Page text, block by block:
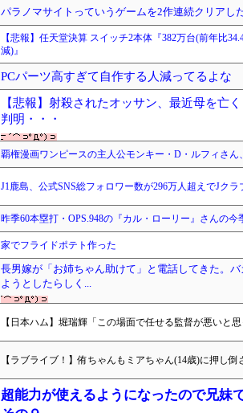
パラノマサイトっていうゲームを2作連続クリアし
【悲報】任天堂決算 スイッチ2本体『382万台(前年比
減)』
PCパーツ高すぎて自作する人減ってるよな
【悲報】射殺されたオッサン、最近母を亡
判明・・・
覇権漫画ワンピースの主人公モンキー・D・ルフィさん
J1鹿島、公式SNS総フォロワー数が296万人超えでJク
昨季60本塁打・OPS.948の『カル・ローリー』さんの今
家でフライドポテト作った
長男嫁が「お姉ちゃん助けて」と電話してきた。
ようとしたらしく...
【日本ハム】堀瑞輝「この場面で任せる監督が悪いと
【ラブライブ！】侑ちゃんもミアちゃん(14歳)に押し
超能力が使えるようになったので兄妹